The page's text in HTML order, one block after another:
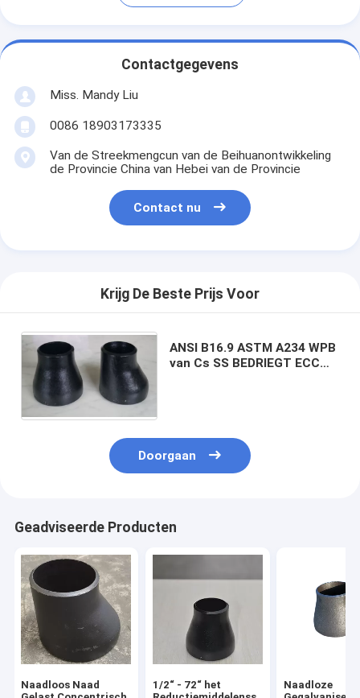
Contactgegevens
Miss. Mandy Liu
0086 18903173335
Van de Streekmengcun van de Beihuanontwikkeling
de Provincie China van Hebei van de Provincie
Contact nu
Krijg De Beste Prijs Voor
ANSI B16.9 ASTM A234 WPB
van Cs SS BEDRIEGT ECC
Doorgaan
Geadviseerde Producten
Naadloos Naad
1/2“ - 72“ het
Naadloze